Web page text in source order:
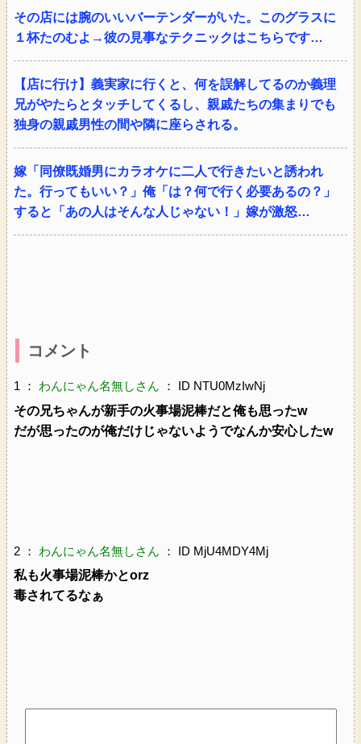
その店には腕のいいバーテンダーがいた。このグラスに
１杯たのむよ→彼の見事なテクニックはこちらです…
【店に行け】義実家に行くと、何を誤解してるのか義理
兄がやたらとタッチしてくるし、親戚たちの集まりでも
独身の親戚男性の間や隣に座らされる。
嫁「同僚既婚男にカラオケに二人で行きたいと誘われ
た。行ってもいい？」俺「は？何で行く必要あるの？」
すると「あの人はそんな人じゃない！」嫁が激怒…
コメント
1 ： わんにゃん名無しさん ： ID NTU0MzIwNj
その兄ちゃんが新手の火事場泥棒だと俺も思ったw
だが思ったのが俺だけじゃないようでなんか安心したw
2 ： わんにゃん名無しさん ： ID MjU4MDY4Mj
私も火事場泥棒かとorz
毒されてるなぁ